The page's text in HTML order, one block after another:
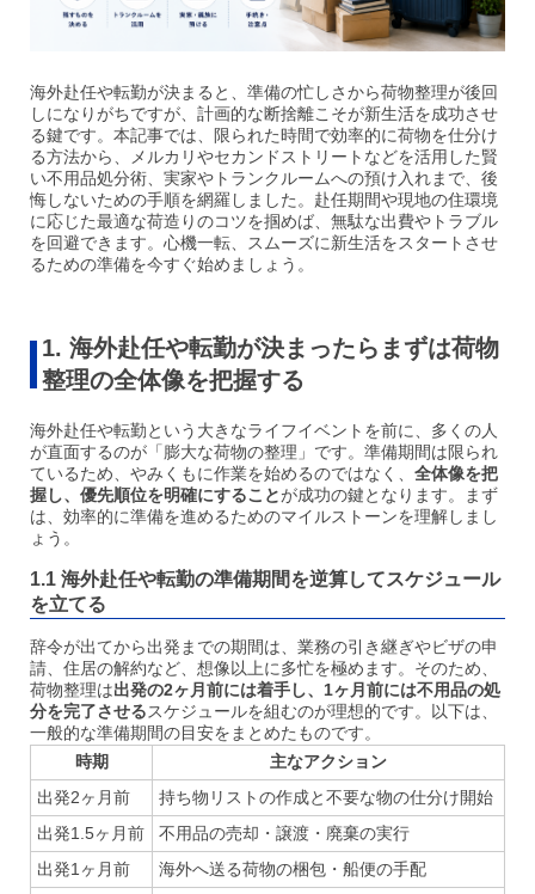
海外赴任や転勤が決まると、準備の忙しさから荷物整理が後回
しになりがちですが、計画的な断捨離こそが新生活を成功させ
る鍵です。本記事では、限られた時間で効率的に荷物を仕分け
る方法から、メルカリやセカンドストリートなどを活用した賢
い不用品処分術、実家やトランクルームへの預け入れまで、後
悔しないための手順を網羅しました。赴任期間や現地の住環境
に応じた最適な荷造りのコツを掴めば、無駄な出費やトラブル
を回避できます。心機一転、スムーズに新生活をスタートさせ
るための準備を今すぐ始めましょう。
1. 海外赴任や転勤が決まったらまずは荷物
整理の全体像を把握する
海外赴任や転勤という大きなライフイベントを前に、多くの人
が直面するのが「膨大な荷物の整理」です。準備期間は限られ
ているため、やみくもに作業を始めるのではなく、 全体像を把
握し、優先順位を明確にすることが成功の鍵となります。まず
は、効率的に準備を進めるためのマイルストーンを理解しまし
ょう。
1.1 海外赴任や転勤の準備期間を逆算してスケジュール
を立てる
辞令が出てから出発までの期間は、業務の引き継ぎやビザの申
請、住居の解約など、想像以上に多忙を極めます。そのため、
荷物整理は出発の2ヶ月前には着手し、1ヶ月前には不用品の処
分を完了させるスケジュールを組むのが理想的です。以下は、
一般的な準備期間の目安をまとめたものです。
時期
主なアクション
出発2ヶ月前
持ち物リストの作成と不要な物の仕分け開始
出発1.5ヶ月前
不用品の売却・譲渡・廃棄の実行
出発1ヶ月前
海外へ送る荷物の梱包・船便の手配